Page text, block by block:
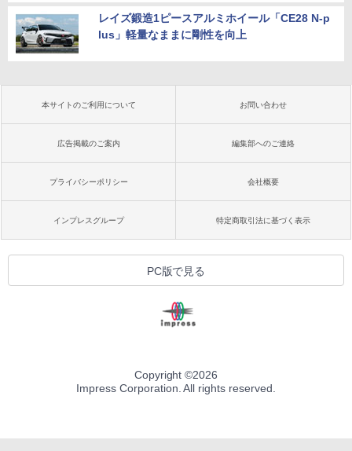
レイズ鍛造1ピースアルミホイール「CE28 N-p
lus」軽量なままに剛性を向上
本サイトのご利用について お問い合わせ
広告掲載のご案内 編集部へのご連絡
プライバシーポリシー 会社概要
インプレスグループ 特定商取引法に基づく表示
PC版で見る
Copyright ©2026
Impress Corporation. All rights reserved.